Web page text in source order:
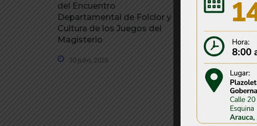
del Encuentro
Departamental de Folclor y
Cultura de los Juegos del
Magisterio
30 julio, 2026
gestionado más
millones para
emergencia
30 julio, 2026
Más